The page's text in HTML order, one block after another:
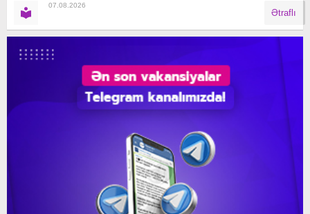
07.08.2026
Ətraflı